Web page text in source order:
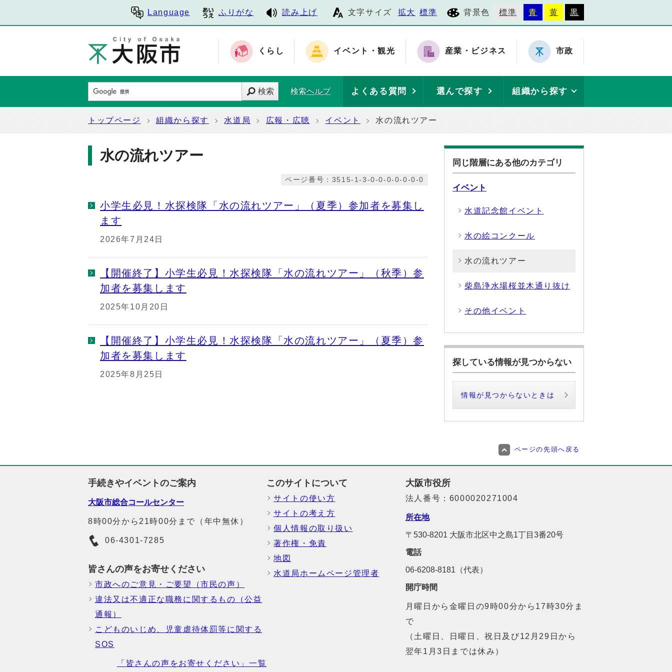
Language ふりがな 読み上げ 文字サイズ 拡大 標準 背景色 標準 青 黄 黒
くらし イベント・観光 産業・ビジネス 市政
検索 検索ヘルプ よくある質問 選んで探す 組織から探す
トップページ 組織から探す 水道局 広報・広聴 イベント 水の流れツアー
水の流れツアー
ページ番号：3515-1-3-0-0-0-0-0-0-0
小学生必見！水探検隊「水の流れツアー」（夏季）参加者を募集し
ます
2026年7月24日
【開催終了】小学生必見！水探検隊「水の流れツアー」（秋季）参
加者を募集します
2025年10月20日
【開催終了】小学生必見！水探検隊「水の流れツアー」（夏季）参
加者を募集します
2025年8月25日
同じ階層にある他のカテゴリ
イベント
水道記念館イベント
水の絵コンクール
水の流れツアー
柴島浄水場桜並木通り抜け
その他イベント
探している情報が見つからない
情報が見つからないときは
ページの先頭へ戻る
手続きやイベントのご案内
大阪市総合コールセンター
8時00分から21時00分まで（年中無休）
06-4301-7285
皆さんの声をお寄せください
市政へのご意見・ご要望（市民の声）
違法又は不適正な職務に関するもの（公益
通報）
こどものいじめ、児童虐待体罰等に関する
SOS
「皆さんの声をお寄せください」一覧
このサイトについて
サイトの使い方
サイトの考え方
個人情報の取り扱い
著作権・免責
地図
水道局ホームページ管理者
大阪市役所
法人番号：6000020271004
所在地
〒530-8201 大阪市北区中之島1丁目3番20号
電話
06-6208-8181（代表）
開庁時間
月曜日から金曜日の9時00分から17時30分ま
で
（土曜日、日曜日、祝日及び12月29日から
翌年1月3日までは休み）